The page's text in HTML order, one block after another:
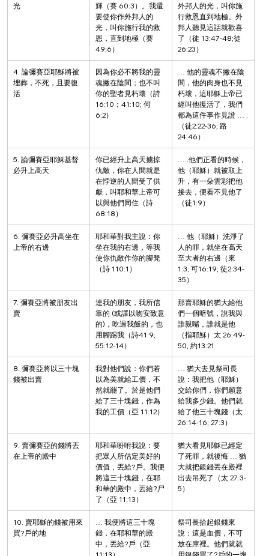
光
輝（賽 60:3）。我還
要使你作外邦人的
光，叫你施行我的救
恩，直到地極（賽
49:6）
外邦人的光，叫你施
行救恩直到地極。外
邦人聽見這話就歡喜
了（徒 13:47-48;徒
26:23）
4. 論彌賽亞耶穌將被
埋葬，不死，且要復
活
因為你必不將我的靈
魂撇在陰間；也不叫
你的聖者見朽壞（詩
16:10；41:10; 何
6:2）
… 他的靈魂不撇在陰
間，他的肉身也不見
朽壞，這耶穌上帝已
經叫他復活了，我們
都為這件事作見證 … .
（徒2:22-36; 路
24:46）
5. 論彌賽亞耶穌基督
必升上高天
你已經升上高天擄掠
仇敵，你在人間就是
在悖逆的人間受了供
獻，叫耶和華上帝可
以與他們同住（詩
68:18）
… .他們正看的時候，
他（耶穌）就被取上
升，有一朵雲彩把他
接去，便看不見他了
（徒1:9）
6. 彌賽亞必升高坐在
上帝的右邊
耶和華對我主說：你
坐在我的右邊，等我
使你仇敵作你的腳凳
（詩 110:1）
… 他（耶穌）洗淨了
人的罪，就坐在高天
至大者的右邊（來
1:3; 可16:19; 徒2:34-
35）
7. 彌賽亞將被朋友出
賣
連我的朋友，我所信
靠的 (或譯以吻安致意
的)，吃過我飯的，也
用腳踢我（詩41:9;
55:12-14）
那賣耶穌的猶大給他
們一個暗號，說我與
誰親嘴，誰就是他
（指耶穌）太 26:49-
50, 約13:21
8. 彌賽亞將以三十塊
錢被出賣
我對他們說：你們若
以為美就給工價，不
然就罷了。於是他們
給了三十塊錢，作為
我的工價（亞 11:12）
… 猶大去見祭司長
說：我把他（耶穌）
交給你們，你們願意
給我多少錢。他們就
給了他三十塊錢（太
26:14-16; 27:3）
9. 賣彌賽亞的錢將丟
在上帝的殿中
耶和華吩咐我說：要
把眾人所估定美好的
價值，丟給?戶。我便
將這三十塊錢，在耶
和華的殿中，丟給?尸
了（亞 11:13）
猶大看見耶穌已經定
了死罪，就後悔 … 猶
大就把銀錢丟在殿裡
出去吊死了（太 27:3-
5）
10. 賣耶穌的錢被用來
買?戶的地
… 我便將這三十塊
錢，在耶和華的殿
中，丟給?戶（亞
祭司長拾起銀錢來
說：這是血價，不可
放在庫裡。他們就就